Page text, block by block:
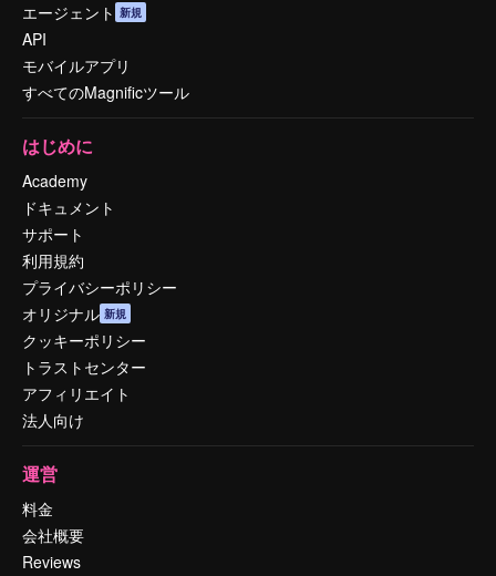
エージェント 新規
API
モバイルアプリ
すべてのMagnificツール
はじめに
Academy
ドキュメント
サポート
利用規約
プライバシーポリシー
オリジナル 新規
クッキーポリシー
トラストセンター
アフィリエイト
法人向け
運営
料金
会社概要
Reviews